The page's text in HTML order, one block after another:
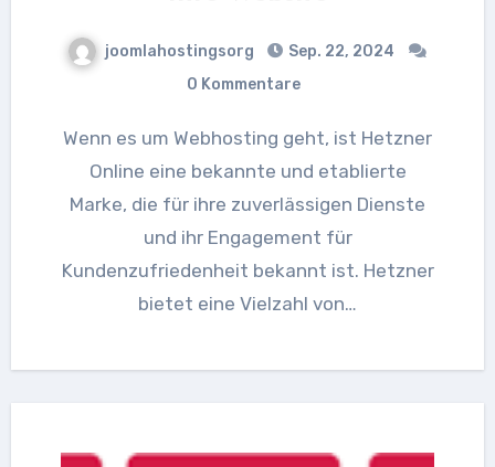
joomlahostingsorg
Sep. 22, 2024
0 Kommentare
Wenn es um Webhosting geht, ist Hetzner
Online eine bekannte und etablierte
Marke, die für ihre zuverlässigen Dienste
und ihr Engagement für
Kundenzufriedenheit bekannt ist. Hetzner
bietet eine Vielzahl von…